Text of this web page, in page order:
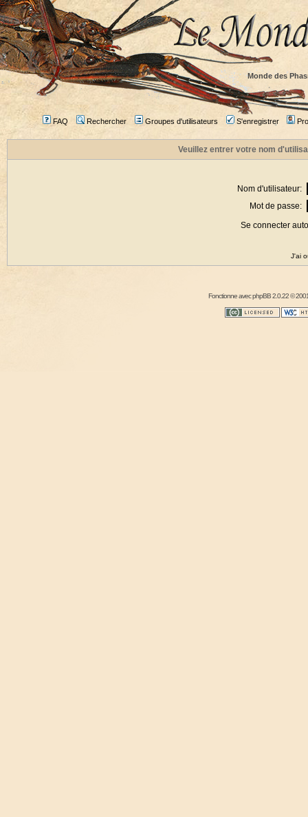
Monde des
FAQ Rechercher Groupes d'utilisateurs S'enregistrer
Veuillez entrer votre nom
Nom d'utilisateur:
Mot de passe:
Se connecter
J'ai
Fonctionne avecphpBB2.0.22 ©